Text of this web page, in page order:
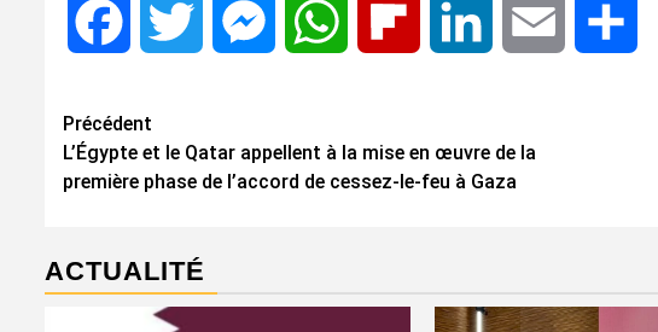
Facebook Twitter MessengerWhatsApp Flipboard LinkedIn Email
Navigation
d’article
Précédent
L’Égypte et le Qatar appellent à la mise en œuvre de la
première phase de l’accord de cessez-le-feu à Gaza
ACTUALITÉ